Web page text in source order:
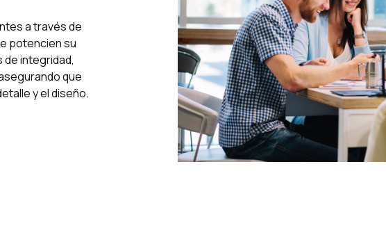
a través de
potencien su
de integridad,
que
y el diseño.